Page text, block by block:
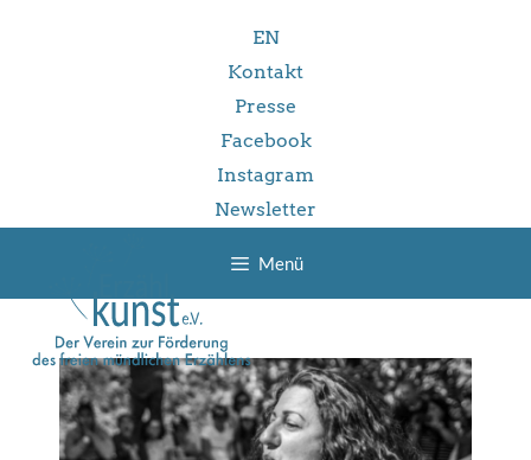
EN
Kontakt
Presse
Facebook
Instagram
Newsletter
Menü